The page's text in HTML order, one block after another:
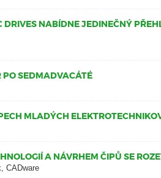
DRIVES NABÍDNE JEDINEČNÝ
PO SEDMADVACÁTÉ
MLADÝCH
A NÁVRHEM ČIPŮ SE
CADware